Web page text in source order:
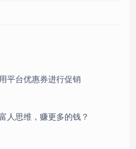
平台优惠券进行促销
人思维，赚更多的钱？